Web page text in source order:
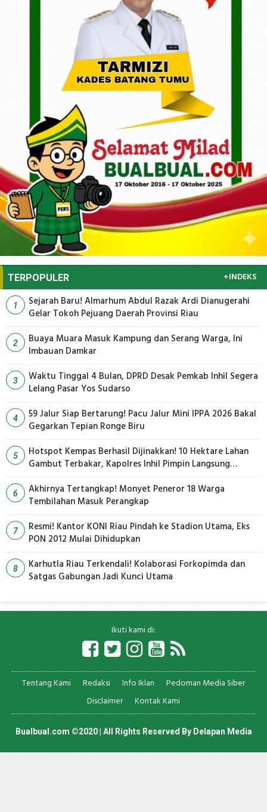
TERPOPULER +INDEKS
1
Sejarah Baru! Almarhum Abdul Razak Ardi Dianugerahi
Gelar Tokoh Pejuang Daerah Provinsi Riau
2
Buaya Muara Masuk Kampung dan Serang Warga, Ini
Imbauan Damkar
3
Waktu Tinggal 4 Bulan, DPRD Desak Pemkab Inhil Segera
Lelang Pasar Yos Sudarso
4
59 Jalur Siap Bertarung! Pacu Jalur Mini IPPA 2026 Bakal
Gegarkan Tepian Ronge Biru
5
Hotspot Kempas Berhasil Dijinakkan! 10 Hektare Lahan
Gambut Terbakar, Kapolres Inhil Pimpin Langsung
6
Akhirnya Tertangkap! Monyet Peneror 18 Warga
Tembilahan Masuk Perangkap
7
Resmi! Kantor KONI Riau Pindah ke Stadion Utama, Eks
PON 2012 Mulai Dihidupkan
8
Karhutla Riau Terkendali! Kolaborasi Forkopimda dan
Satgas Gabungan Jadi Kunci Utama
Ikuti kami di:
Tentang Kami Redaksi Info Iklan
Pedoman Media Siber
Disclaimer
Kontak Kami
Bualbual.com ©2020 | All Rights Reserved ByDelapan Media